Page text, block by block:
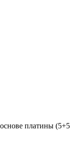
платины (5+5